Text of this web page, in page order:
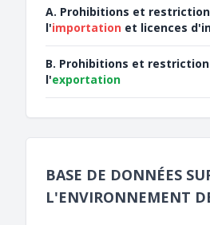
A. Prohibitions et
l'importation et licences
B. Prohibitions et
l'exportation
BASE DE DONNÉES
L'ENVIRONNEMENT